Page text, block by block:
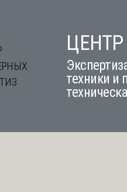
техники и